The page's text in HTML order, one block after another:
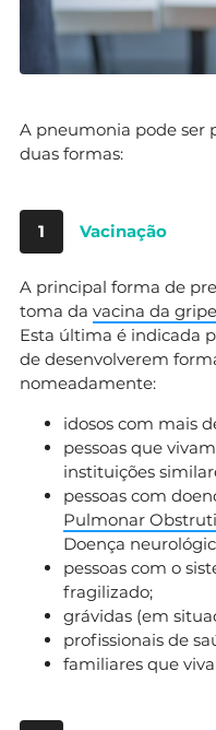
A pneumonia pode ser
duas formas:
1 Vacinação
A principal forma de
toma da vacina da gripe
Esta última é indicada
de desenvolverem
nomeadamente:
idosos com mais
pessoas que
instituições
pessoas com
Pulmonar
Doença
pessoas com o
fragilizado;
grávidas (em
profissionais de
familiares que